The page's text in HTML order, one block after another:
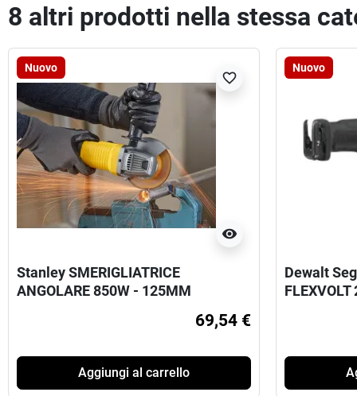
8 altri prodotti nella stessa
Nuovo
visibility
favorite_border
Stanley SMERIGLIATRICE
ANGOLARE 850W - 125MM
69,54 €
Aggiungi al carrello
Nuovo
Dewalt
FLEXVOLT